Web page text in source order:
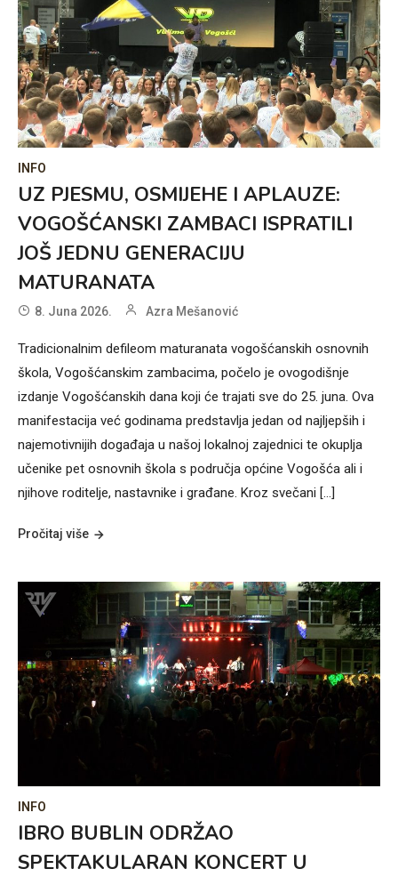
INFO
UZ PJESMU, OSMIJEHE I APLAUZE:
VOGOŠĆANSKI ZAMBACI ISPRATILI
JOŠ JEDNU GENERACIJU
MATURANATA
8. Juna 2026. Azra Mešanović
Tradicionalnim defileom maturanata vogošćanskih osnovnih
škola, Vogošćanskim zambacima, počelo je ovogodišnje
izdanje Vogošćanskih dana koji će trajati sve do 25. juna. Ova
manifestacija već godinama predstavlja jedan od najljepših i
najemotivnijih događaja u našoj lokalnoj zajednici te okuplja
učenike pet osnovnih škola s područja općine Vogošća ali i
njihove roditelje, nastavnike i građane. Kroz svečani […]
Pročitaj više
INFO
IBRO BUBLIN ODRŽAO
SPEKTAKULARAN KONCERT U